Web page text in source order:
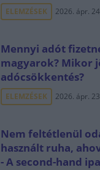
ELEMZÉSEK 2026. ápr.
Mennyi adót
magyarok? Mikor
adócsökkentés?
ELEMZÉSEK 2026. ápr.
Nem feltétlenül
használt ruha,
- A second-hand